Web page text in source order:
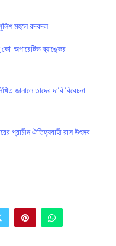
মহলে রদবদল
অপারেটিভ ব্যাঙ্কের
জানালে তাদের দাবি বিবেচনা
প্রাচীন ঐতিহ্যবাহী রাস উৎসব